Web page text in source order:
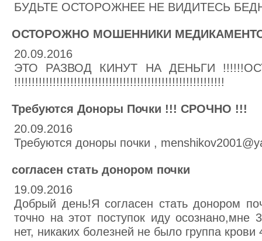
БУДЬТЕ ОСТОРОЖНЕЕ НЕ ВИДИТЕСЬ
ОСТОРОЖНО МОШЕННИКИ
20.09.2016
ЭТО РАЗВОД КИНУТ НА ДЕНЬГИ
!!!!!!!!!!!!!!!!!!!!!!!!!!!!!!!!!!!!!!!!!!!!!!!!!!!!!!!!!!!!
Требуются Доноры Почки !!! СРОЧНО !!!
20.09.2016
Требуются доноры почки ,
согласен стать донором почки
19.09.2016
Добрый день!Я согласен стать донором
точно на этот поступок иду осознано,мне
нет, никаких болезней не было группа крови